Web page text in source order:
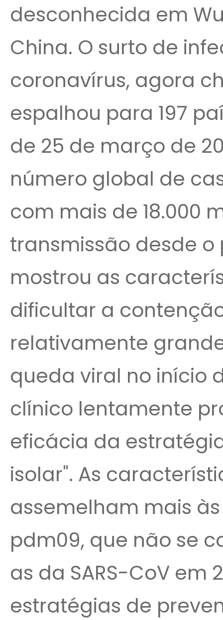
desconhecida em
China. O surto de
coronavírus, agora
espalhou para 197
de 25 de março de
número global de
com mais de 18.000
transmissão desde
mostrou as
dificultar a
relativamente
queda viral no início
clínico lentamente
eficácia da
isolar". As
assemelham mais às
pdm09, que não se
as da SARS-CoV em
estratégias de